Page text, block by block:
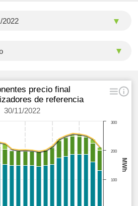
MWh
precio final
de referencia
30/11/2022
300
100
200